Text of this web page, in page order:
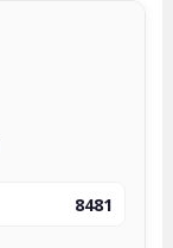
8481